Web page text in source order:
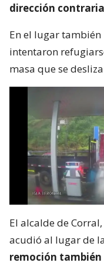
dirección
En el lugar
intentaron
masa que se
El alcalde de
acudió al lugar de
remoción